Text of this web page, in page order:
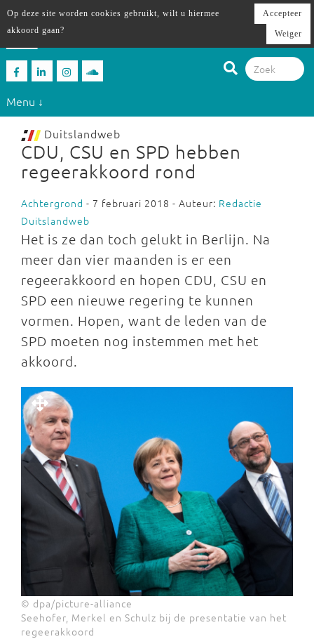
Menu ↓
Duitslandweb
CDU, CSU en SPD hebben
regeerakkoord rond
Achtergrond - 7 februari 2018 - Auteur: Redactie
Duitslandweb
Het is ze dan toch gelukt in Berlijn. Na
meer dan vier maanden is er een
regeerakkoord en hopen CDU, CSU en
SPD een nieuwe regering te kunnen
vormen. Hopen, want de leden van de
SPD moeten nog instemmen met het
akkoord.
© dpa/picture-alliance
Seehofer, Merkel en Schulz bij de presentatie van het
regeerakkoord
Op deze site worden cookies gebruikt, wilt u hiermee
akkoord gaan?
Accepteer
Weiger